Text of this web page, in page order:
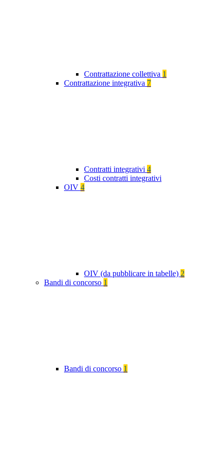
Contrattazione collettiva 1
Contrattazione integrativa 7
Contratti integrativi 4
Costi contratti integrativi
OIV 4
OIV (da pubblicare in tabelle) 2
Bandi di concorso 1
Bandi di concorso 1